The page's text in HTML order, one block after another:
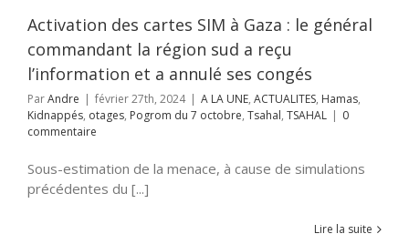
du 7 octobre
TSAHAL
Activation des cartes SIM à Gaza : le général
commandant la région sud a reçu
l’information et a annulé ses congés
ParAndre | février 27th, 2024 | A LA UNE, ACTUALITES, Hamas,
Kidnappés, otages, Pogrom du 7 octobre, Tsahal, TSAHAL | 0
commentaire
Sous-estimation de la menace, à cause de simulations
précédentes du [...]
Lire la suite